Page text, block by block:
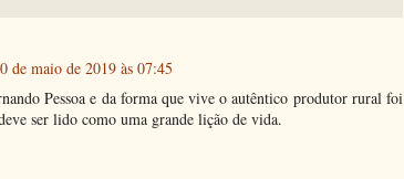
de maio de 2019 às 07:45
Pessoa e da forma que vive o autêntico produtor rural foi
ser lido como uma grande lição de vida.